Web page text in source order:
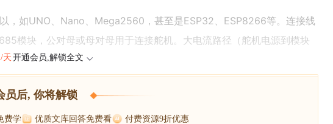
，如UNO、Nano、Mega2560，甚至是ESP32、ESP8266等。连接线
模块，公对母或母对母用于连接舵机。大电流路径（舵机电源到模块
天开通会员,解锁全文
员后, 你将解锁
费学 优质文库回答免费看 付费资源9折优惠